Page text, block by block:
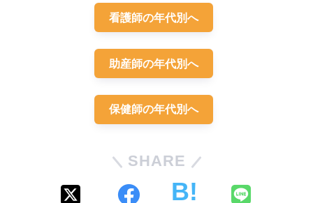
初産婦
今も変わりません
夫の立会い分娩
看護師の年代別へ
助産師の年代別へ
保健師の年代別へ
SHARE